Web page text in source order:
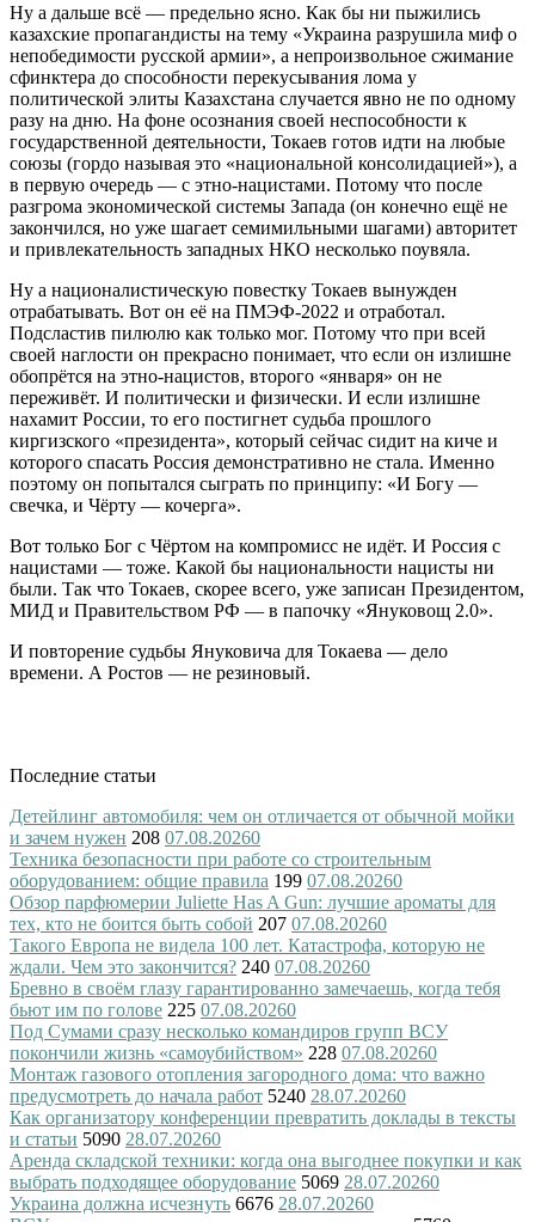
Ну а дальше всё — предельно ясно. Как бы ни пыжились
казахские пропагандисты на тему «Украина разрушила миф о
непобедимости русской армии», а непроизвольное сжимание
сфинктера до способности перекусывания лома у
политической элиты Казахстана случается явно не по одному
разу на дню. На фоне осознания своей неспособности к
государственной деятельности, Токаев готов идти на любые
союзы (гордо называя это «национальной консолидацией»), а
в первую очередь — с этно-нацистами. Потому что после
разгрома экономической системы Запада (он конечно ещё не
закончился, но уже шагает семимильными шагами) авторитет
и привлекательность западных НКО несколько поувяла.
Ну а националистическую повестку Токаев вынужден
отрабатывать. Вот он её на ПМЭФ-2022 и отработал.
Подсластив пилюлю как только мог. Потому что при всей
своей наглости он прекрасно понимает, что если он излишне
обопрётся на этно-нацистов, второго «января» он не
переживёт. И политически и физически. И если излишне
нахамит России, то его постигнет судьба прошлого
киргизского «президента», который сейчас сидит на киче и
которого спасать Россия демонстративно не стала. Именно
поэтому он попытался сыграть по принципу: «И Богу —
свечка, и Чёрту — кочерга».
Вот только Бог с Чёртом на компромисс не идёт. И Россия с
нацистами — тоже. Какой бы национальности нацисты ни
были. Так что Токаев, скорее всего, уже записан Президентом,
МИД и Правительством РФ — в папочку «Януковощ 2.0».
И повторение судьбы Януковича для Токаева — дело
времени. А Ростов — не резиновый.
Последние статьи
Детейлинг автомобиля: чем он отличается от обычной мойки
и зачем нужен 208 07.08.20260
Техника безопасности при работе со строительным
оборудованием: общие правила 199 07.08.20260
Обзор парфюмерии Juliette Has A Gun: лучшие ароматы для
тех, кто не боится быть собой 207 07.08.20260
Такого Европа не видела 100 лет. Катастрофа, которую не
ждали. Чем это закончится? 240 07.08.20260
Бревно в своём глазу гарантированно замечаешь, когда тебя
бьют им по голове 225 07.08.20260
Под Сумами сразу несколько командиров групп ВСУ
покончили жизнь «самоубийством» 228 07.08.20260
Монтаж газового отопления загородного дома: что важно
предусмотреть до начала работ 5240 28.07.20260
Как организатору конференции превратить доклады в тексты
и статьи 5090 28.07.20260
Аренда складской техники: когда она выгоднее покупки и как
выбрать подходящее оборудование 5069 28.07.20260
Украина должна исчезнуть 6676 28.07.20260